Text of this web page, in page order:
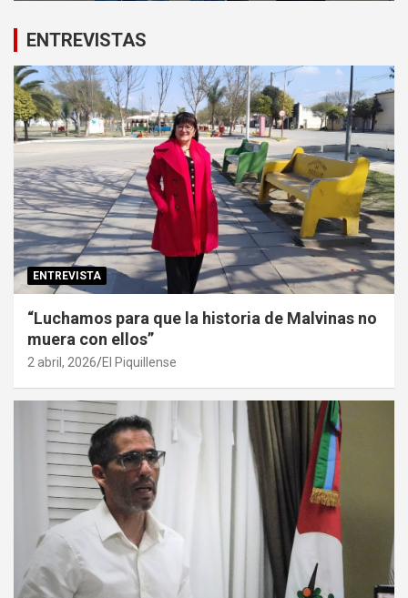
ENTREVISTAS
ENTREVISTA
“Luchamos para que la historia de Malvinas no
muera con ellos”
2 abril, 2026 El Piquillense